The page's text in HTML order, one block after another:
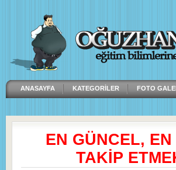
ANASAYFA KATEGORILER FOTO
EN GÜNCEL,
TAKİP